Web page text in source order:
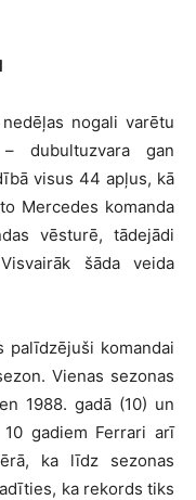
nogali varētu
dubultuzvara gan
visus 44 apļus, kā
Mercedes komanda
vēsturē, tādejādi
šāda veida
palīdzējuši komandai
Vienas sezonas
1988. gadā (10) un
gadiem Ferrari arī
ka līdz sezonas
ka rekords tiks